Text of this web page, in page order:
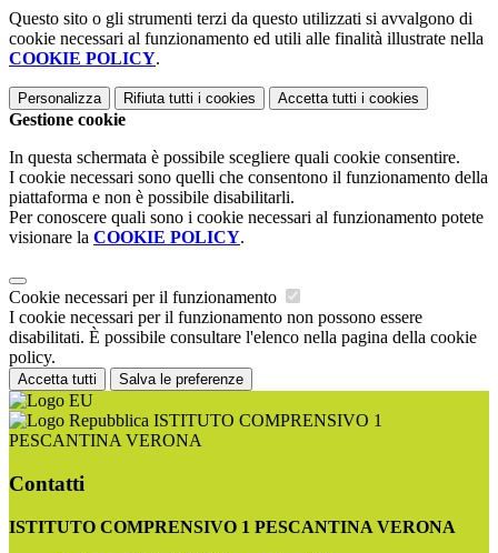
Questo sito o gli strumenti terzi da questo utilizzati si avvalgono di
cookie necessari al funzionamento ed utili alle finalità illustrate nella
COOKIE POLICY.
Personalizza Rifiuta tutti i cookies Accetta tutti i cookies
Gestione cookie
In questa schermata è possibile scegliere quali cookie consentire.
I cookie necessari sono quelli che consentono il funzionamento della
piattaforma e non è possibile disabilitarli.
Per conoscere quali sono i cookie necessari al funzionamento potete
visionare la COOKIE POLICY.
Cookie necessari per il funzionamento
I cookie necessari per il funzionamento non possono essere
disabilitati. È possibile consultare l'elenco nella pagina della cookie
policy.
Accetta tutti Salva le preferenze
ISTITUTO COMPRENSIVO 1
PESCANTINA VERONA
Contatti
ISTITUTO COMPRENSIVO 1 PESCANTINA VERONA